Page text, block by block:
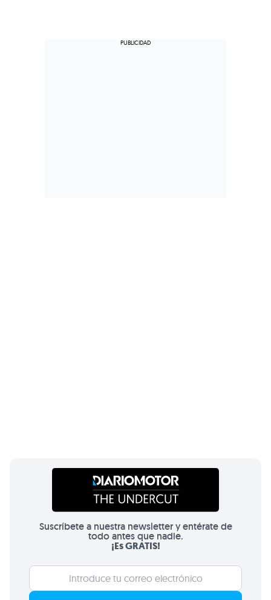
Suscríbete a nuestra newsletter y entérate de
todo antes que nadie.
¡Es GRATIS!